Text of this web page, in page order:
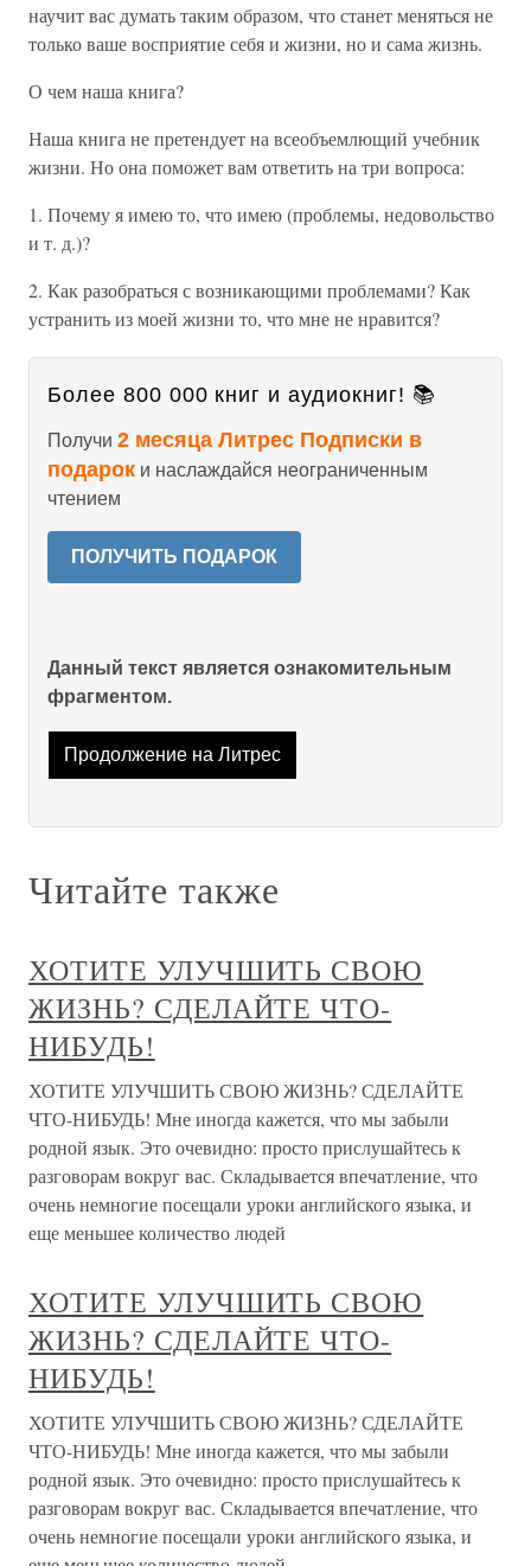
научит вас думать таким образом, что станет меняться не
только ваше восприятие себя и жизни, но и сама жизнь.
О чем наша книга?
Наша книга не претендует на всеобъемлющий учебник
жизни. Но она поможет вам ответить на три вопроса:
1. Почему я имею то, что имею (проблемы, недовольство
и т. д.)?
2. Как разобраться с возникающими проблемами? Как
устранить из моей жизни то, что мне не нравится?
Более 800 000 книг и аудиокниг! 📚
Получи 2 месяца Литрес Подписки в
подарок и наслаждайся неограниченным
чтением
ПОЛУЧИТЬ ПОДАРОК
Данный текст является ознакомительным
фрагментом.
Продолжение на Литрес
Читайте также
ХОТИТЕ УЛУЧШИТЬ СВОЮ
ЖИЗНЬ? СДЕЛАЙТЕ ЧТО-
НИБУДЬ!
ХОТИТЕ УЛУЧШИТЬ СВОЮ ЖИЗНЬ? СДЕЛАЙТЕ
ЧТО-НИБУДЬ! Мне иногда кажется, что мы забыли
родной язык. Это очевидно: просто прислушайтесь к
разговорам вокруг вас. Складывается впечатление, что
очень немногие посещали уроки английского языка, и
еще меньшее количество людей
ХОТИТЕ УЛУЧШИТЬ СВОЮ
ЖИЗНЬ? СДЕЛАЙТЕ ЧТО-
НИБУДЬ!
ХОТИТЕ УЛУЧШИТЬ СВОЮ ЖИЗНЬ? СДЕЛАЙТЕ
ЧТО-НИБУДЬ! Мне иногда кажется, что мы забыли
родной язык. Это очевидно: просто прислушайтесь к
разговорам вокруг вас. Складывается впечатление, что
очень немногие посещали уроки английского языка, и